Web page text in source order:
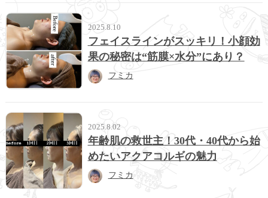
2025.8.10
フェイスラインがスッキリ！小顔効
果の秘密は“筋膜×水分”にあり？
フミカ
2025.8.02
年齢肌の救世主！30代・40代から始
めたいアクアコルギの魅力
フミカ